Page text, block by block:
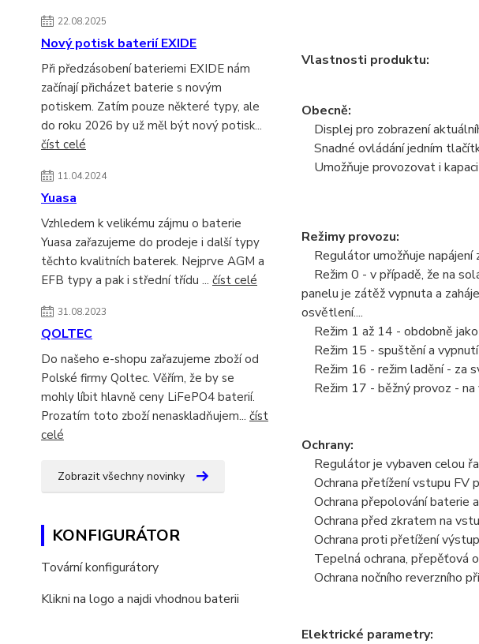
22.08.2025
Nový potisk baterií EXIDE
Při předzásobení bateriemi EXIDE nám
začínají přicházet baterie s novým
potiskem. Zatím pouze některé typy, ale
do roku 2026 by už měl být nový potisk...
číst celé
11.04.2024
Yuasa
Vzhledem k velikému zájmu o baterie
Yuasa zařazujeme do prodeje i další typy
těchto kvalitních baterek. Nejprve AGM a
EFB typy a pak i střední třídu ... číst celé
31.08.2023
QOLTEC
Do našeho e-shopu zařazujeme zboží od
Polské firmy Qoltec. Věřím, že by se
mohly líbit hlavně ceny LiFePO4 baterií.
Prozatím toto zboží nenaskladňujem... číst
celé
Zobrazit všechny novinky
KONFIGURÁTOR
Tovární konfigurátory
Klikni na logo a najdi vhodnou baterii
Vlastnosti produktu:
Obecně:
Displej pro zobrazení
Snadné ovládání jedním
Umožňuje provozovat i
Režimy provozu:
Regulátor umožňuje napájení
Režim 0 - v případě, že na
panelu je zátěž vypnuta a
osvětlení....
Režim 1 až 14 - obdobně
Režim 15 - spuštění a
Režim 16 - režim ladění - za
Režim 17 - běžný provoz -
Ochrany:
Regulátor je vybaven celou
Ochrana přetížení vstupu FV
Ochrana přepolování baterie
Ochrana před zkratem na
Ochrana proti přetížení
Tepelná ochrana, přepěťová
Ochrana nočního reverzního
Elektrické parametry: